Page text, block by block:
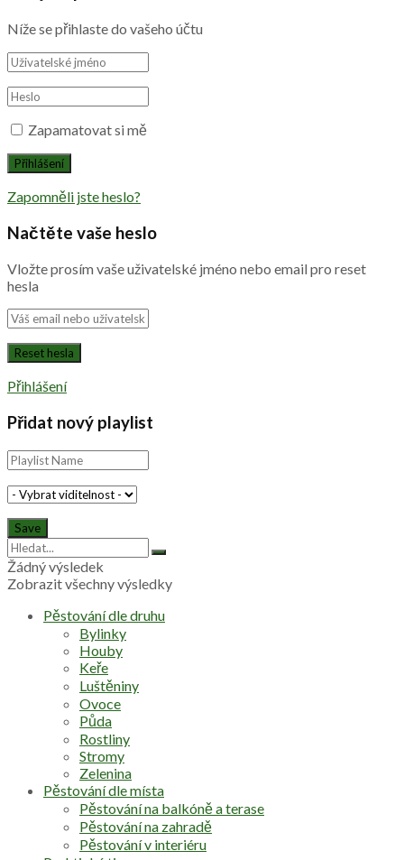
Níže se přihlaste do vašeho účtu
Zapamatovat si mě
Zapomněli jste heslo?
Načtěte vaše heslo
Vložte prosím vaše uživatelské jméno nebo email pro reset
hesla
Přihlášení
Přidat nový playlist
Žádný výsledek
Zobrazit všechny výsledky
Pěstování dle druhu
Bylinky
Houby
Keře
Luštěniny
Ovoce
Půda
Rostliny
Stromy
Zelenina
Pěstování dle místa
Pěstování na balkóně a terase
Pěstování na zahradě
Pěstování v interiéru